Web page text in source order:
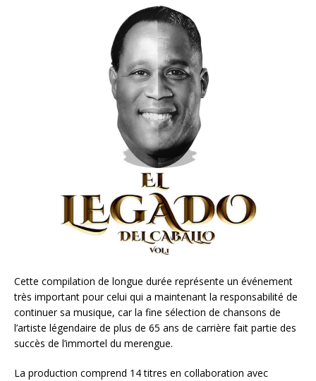
Cette compilation de longue durée représente un événement
très important pour celui qui a maintenant la responsabilité de
continuer sa musique, car la fine sélection de chansons de
l’artiste légendaire de plus de 65 ans de carrière fait partie des
succès de l’immortel du merengue.
La production comprend 14 titres en collaboration avec